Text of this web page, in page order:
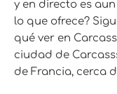
y en directo es
lo que ofrece?
qué ver en
ciudad de
de Francia, cerca